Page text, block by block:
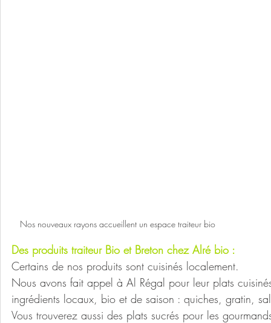
Nos nouveaux rayons accueillent un espace traiteur bio
Des produits traiteur Bio et Breton chez Alré bio :
Certains de nos produits sont cuisinés localement.
Nous avons fait appel à Al Régal pour leur plats
ingrédients locaux, bio et de saison : quiches, gratin,
Vous trouverez aussi des plats sucrés pour les